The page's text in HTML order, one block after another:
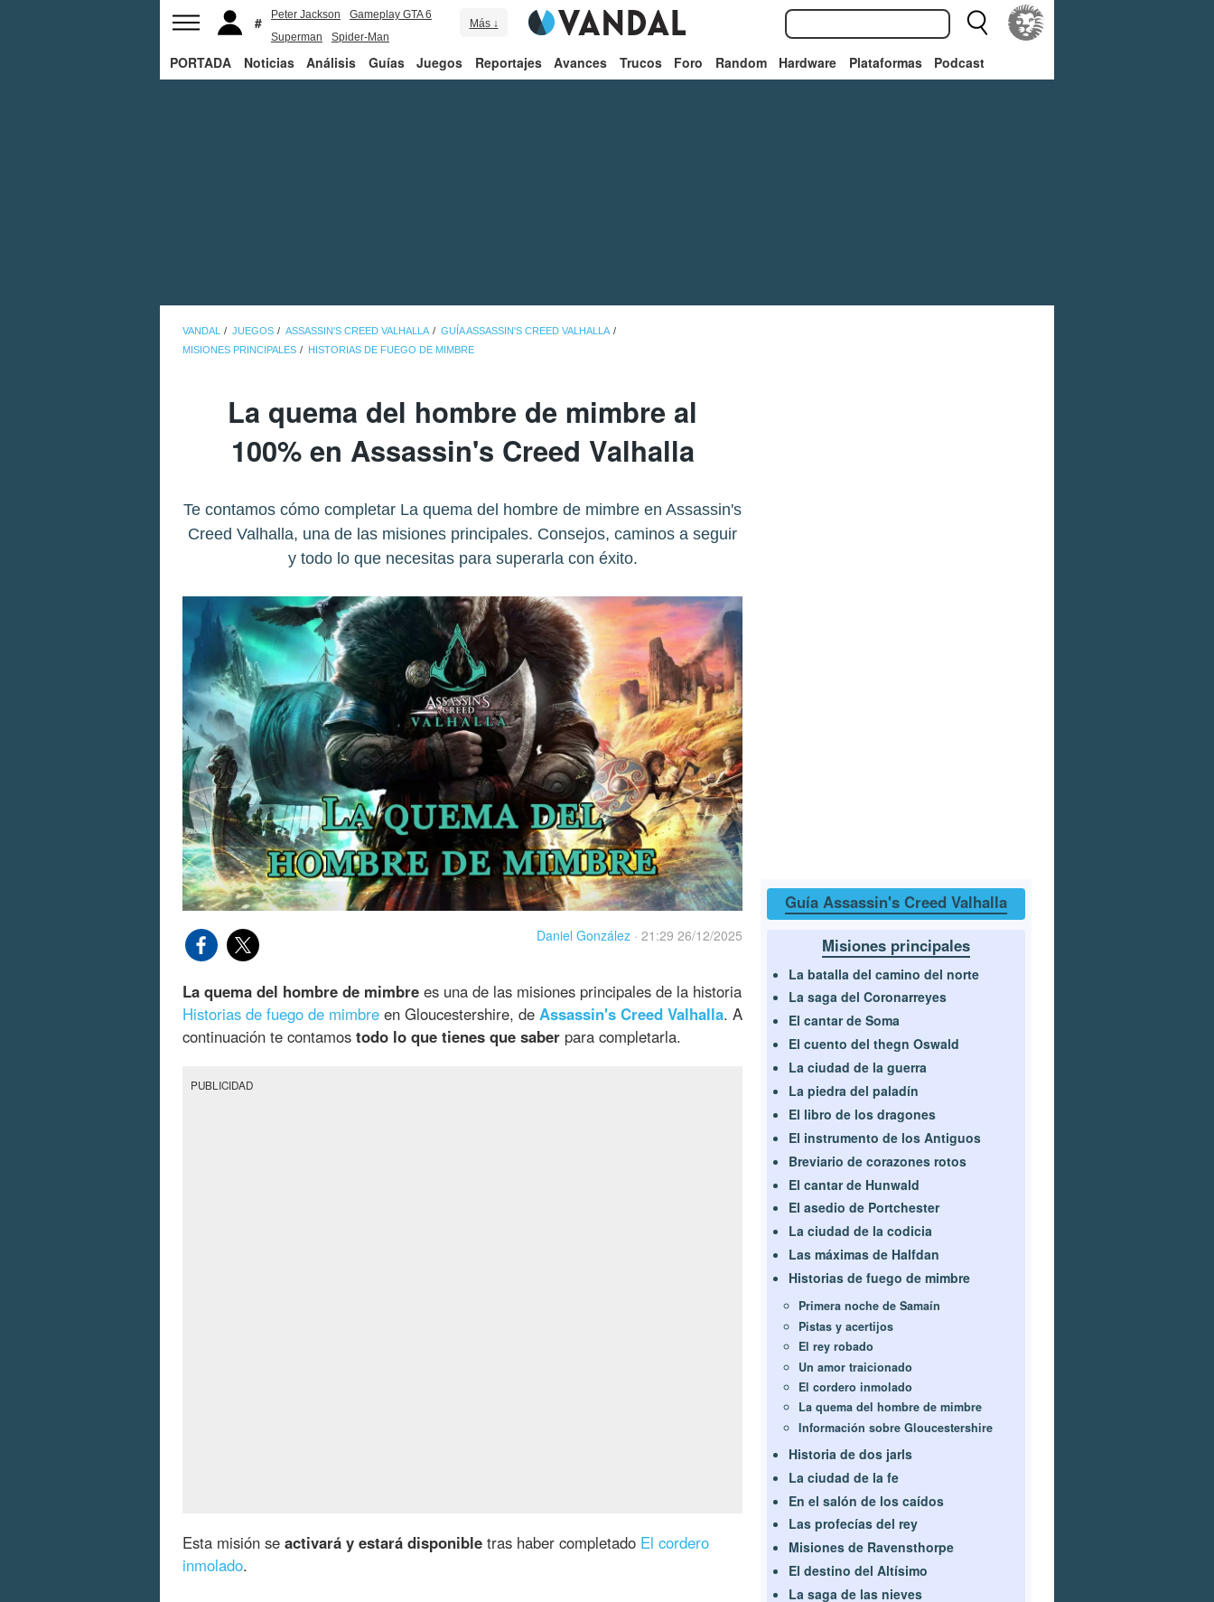
Peter Jackson
Gameplay GTA 6
Superman
Spider-Man
Más ↓
PORTADA Noticias Análisis Guías Juegos Reportajes Avances Trucos Foro Random Hardware Plataformas Podcast
VANDAL JUEGOS ASSASSIN'S CREED VALHALLA
GUÍA ASSASSIN'S CREED VALHALLA
MISIONES PRINCIPALES
HISTORIAS DE FUEGO DE MIMBRE
La quema del hombre de mimbre al
100% en Assassin's Creed Valhalla
Te contamos cómo completar La quema del hombre de mimbre en Assassin's
Creed Valhalla, una de las misiones principales. Consejos, caminos a seguir
y todo lo que necesitas para superarla con éxito.
Daniel González · 21:29 26/12/2025
La quema del hombre de mimbre es una de las misiones principales de la historia
Historias de fuego de mimbre en Gloucestershire, de Assassin's Creed Valhalla. A
continuación te contamos todo lo que tienes que saber para completarla.
PUBLICIDAD
Esta misión se activará y estará disponible tras haber completado El cordero
inmolado.
Guía Assassin's Creed Valhalla
Misiones principales
La batalla del camino del norte
La saga del Coronarreyes
El cantar de Soma
El cuento del thegn Oswald
La ciudad de la guerra
La piedra del paladín
El libro de los dragones
El instrumento de los Antiguos
Breviario de corazones rotos
El cantar de Hunwald
El asedio de Portchester
La ciudad de la codicia
Las máximas de Halfdan
Historias de fuego de mimbre
Primera noche de Samaín
Pistas y acertijos
El rey robado
Un amor traicionado
El cordero inmolado
La quema del hombre de mimbre
Información sobre Gloucestershire
Historia de dos jarls
La ciudad de la fe
En el salón de los caídos
Las profecías del rey
Misiones de Ravensthorpe
El destino del Altísimo
La saga de las nieves